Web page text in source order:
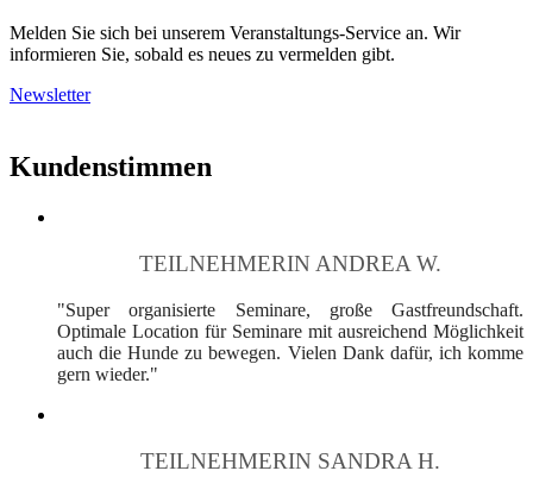
Melden Sie sich bei unserem Veranstaltungs-Service an. Wir
informieren Sie, sobald es neues zu vermelden gibt.
Newsletter
Kundenstimmen
TEILNEHMERIN ANDREA W.
"Super organisierte Seminare, große Gastfreundschaft.
Optimale Location für Seminare mit ausreichend Möglichkeit
auch die Hunde zu bewegen. Vielen Dank dafür, ich komme
gern wieder."
TEILNEHMERIN SANDRA H.